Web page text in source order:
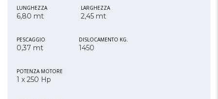
LUNGHEZZA
6,80 mt
LARGHEZZA
2,45 mt
PESCAGGIO
0,37 mt
DISLOCAMENTO KG.
1450
POTENZA MOTORE
1 x 250 Hp